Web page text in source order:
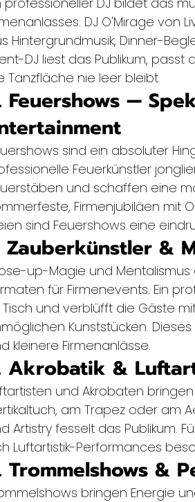
DJ O'Mirage von
Hintergrundmusik, Dinner-
DJ liest das Publikum,
Tanzfläche nie leer bleibt.
Feuershows —
sind ein absoluter
Feuerkünstler
und schaffen eine
Firmenjubiläen mit
sind Feuershows eine
Zauberkünstler &
up-Magie und
für Firmenevents. Ein
Tisch und verblüfft die Gäste
Kunststücken.
kleinere Firmenanlässe.
Akrobatik &
und Akrobaten
am Trapez oder am
Artistry fesselt das Publikum.
Luftartistik-Performances
Trommelshows &
bringen Energie